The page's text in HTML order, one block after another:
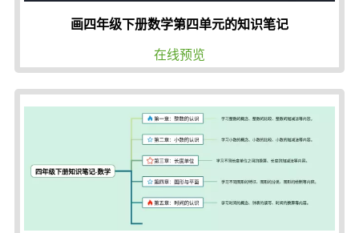
画四年级下册数学第四单元的知识笔记
在线预览